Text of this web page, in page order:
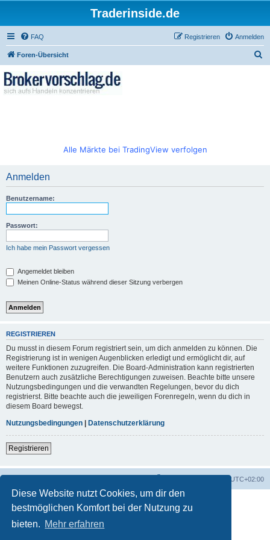
Diese Website nutzt Cookies, um dir den
bestmöglichen Komfort bei der Nutzung zu
bieten. Mehr erfahren
Traderinside.de
FAQ Anmelden
Registrieren
Foren-Übersicht
Alle Märkte bei TradingView verfolgen
Anmelden
Benutzername:
Passwort:
Ich habe mein Passwort vergessen
Angemeldet bleiben
Meinen Online-Status während dieser Sitzung verbergen
REGISTRIEREN
Du musst in diesem Forum registriert sein, um dich anmelden zu können. Die
Registrierung ist in wenigen Augenblicken erledigt und ermöglicht dir, auf
weitere Funktionen zuzugreifen. Die Board-Administration kann registrierten
Benutzern auch zusätzliche Berechtigungen zuweisen. Beachte bitte unsere
Nutzungsbedingungen und die verwandten Regelungen, bevor du dich
registrierst. Bitte beachte auch die jeweiligen Forenregeln, wenn du dich in
diesem Board bewegst.
Nutzungsbedingungen | Datenschutzerklärung
Registrieren
UTC+02:00